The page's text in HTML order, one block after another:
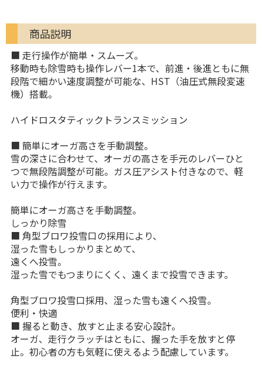
商品説明
■ 走行操作が簡単・スムーズ。
移動時も除雪時も操作レバー1本で、前進・後進ともに無
段階で細かい速度調整が可能な、HST（油圧式無段変速
機）搭載。
ハイドロスタティックトランスミッション
■ 簡単にオーガ高さを手動調整。
雪の深さに合わせて、オーガの高さを手元のレバーひと
つで無段階調整が可能。ガス圧アシスト付きなので、軽
い力で操作が行えます。
簡単にオーガ高さを手動調整。
しっかり除雪
■ 角型ブロワ投雪口の採用により、
湿った雪もしっかりまとめて、
遠くへ投雪。
湿った雪でもつまりにくく、遠くまで投雪できます。
角型ブロワ投雪口採用、湿った雪も遠くへ投雪。
便利・快適
■ 握ると動き、放すと止まる安心設計。
オーガ、走行クラッチはともに、握った手を放すと停
止。初心者の方も気軽に使えるよう配慮しています。